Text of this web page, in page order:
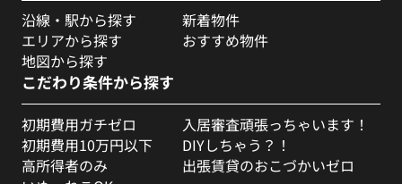
沿線・駅から探す
エリアから探す
地図から探す
新着物件
おすすめ物件
こだわり条件から探す
初期費用ガチゼロ
初期費用10万円以下
高所得者のみ
入居審査頑張っちゃいます！
DIYしちゃう？！
出張賃貸のおこづかいゼロ